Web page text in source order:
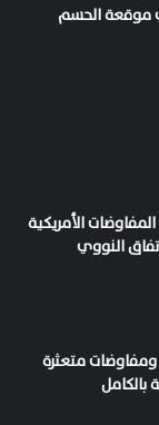
موقعة الحسم
الأمريكية
النووي
ومفاوضات متعثرة
بالكامل